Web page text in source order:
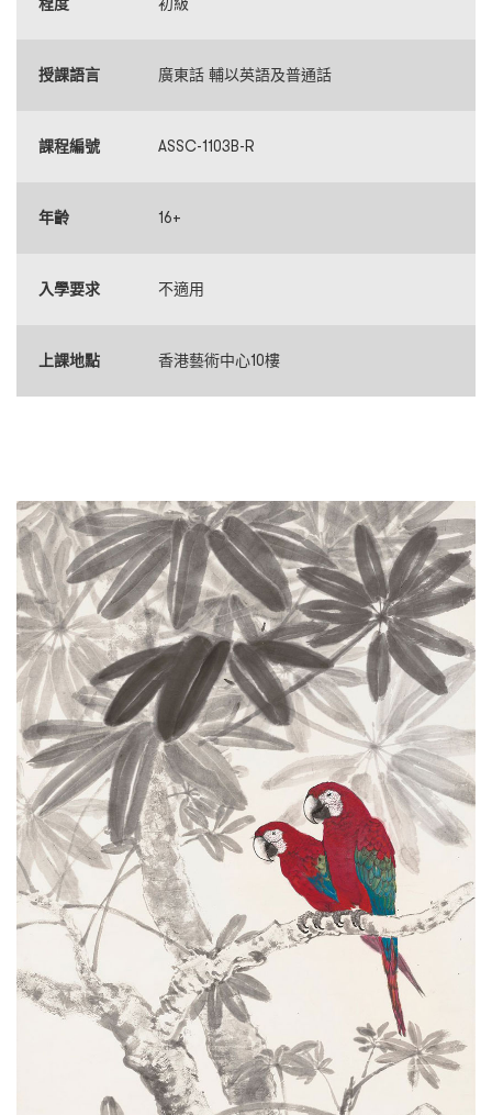
授課語言 廣東話 輔以英語及普通話
課程編號 ASSC-1103B-R
年齡 16+
入學要求 不適用
上課地點 香港藝術中心10樓